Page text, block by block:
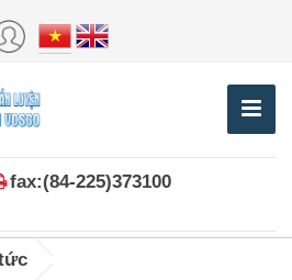
fax:(84-225)373100